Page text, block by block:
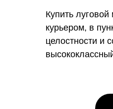
Купить
курьером, в
целостности и